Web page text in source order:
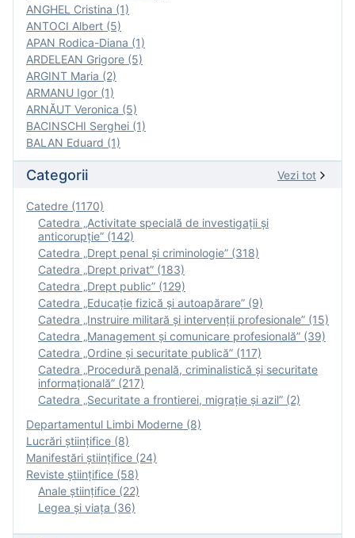
ANGHEL Cristina (1)
ANTOCI Albert (5)
APAN Rodica-Diana (1)
ARDELEAN Grigore (5)
ARGINT Maria (2)
ARMANU Igor (1)
ARNĂUT Veronica (5)
BACINSCHI Serghei (1)
BALAN Eduard (1)
Categorii Vezi tot
Catedre (1170)
Catedra „Activitate specială de investigaţii şi
anticorupție” (142)
Catedra „Drept penal și criminologie” (318)
Catedra „Drept privat” (183)
Catedra „Drept public” (129)
Catedra „Educație fizică şi autoapărare” (9)
Catedra „Instruire militară şi intervenţii profesionale” (15)
Catedra „Management și comunicare profesională” (39)
Catedra „Ordine și securitate publică” (117)
Catedra „Procedură penală, criminalistică și securitate
informațională” (217)
Catedra „Securitate a frontierei, migrație și azil” (2)
Departamentul Limbi Moderne (8)
Lucrări științifice (8)
Manifestări ştiinţifice (24)
Reviste ştiinţifice (58)
Anale ştiinţifice (22)
Legea şi viaţa (36)